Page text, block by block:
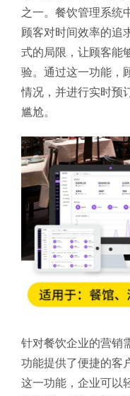
之一。餐饮管理系统
顾客对时间效率的追
式的局限，让顾客能
验。通过这一功能，
情况，并进行实时预
尴尬。
针对餐饮企业的营销
功能提供了便捷的客
这一功能，企业可以